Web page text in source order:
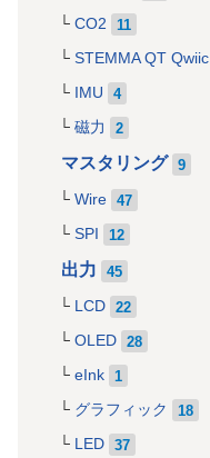
CO2 11
STEMMA QT Qwiic
IMU 4
磁力 2
マスタリング 9
Wire 47
SPI 12
出力 45
LCD 22
OLED 28
eInk 1
グラフィック 18
LED 37